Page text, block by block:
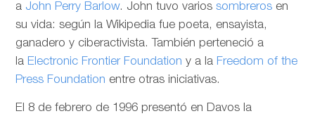
a John Perry Barlow. John tuvo variossombreros en
su vida: según la Wikipedia fue poeta, ensayista,
ganadero y ciberactivista. También perteneció a
la Electronic Frontier Foundation y a la Freedom of the
Press Foundation entre otras iniciativas.
El 8 de febrero de 1996 presentó en Davos la